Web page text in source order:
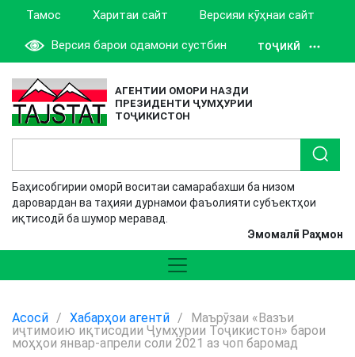
Тамос Харитаи сайт Версияи кӯҳнаи сайт
Версия барои одамони сустбин ТОҶИКӢ
АГЕНТИИ ОМОРИ НАЗДИ
ПРЕЗИДЕНТИ ҶУМҲУРИИ
ТОҶИКИСТОН
Баҳисобгирии оморӣ воситаи самарабахши ба низом
даровардан ва таҳияи дурнамои фаъолияти субъектҳои
иқтисодӣ ба шумор меравад.
Эмомалӣ Раҳмон
Асосӣ / Хабарҳои агентӣ /
Маърӯзаи «Вазъи
иҷтимоию иқтисодии Ҷумҳурии Тоҷикистон» барои
моҳҳои январ-апрели соли 2021 аз чоп баромад